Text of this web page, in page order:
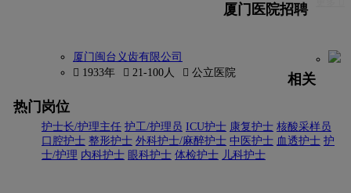
厦门医院招聘
厦门闽台义齿有限公司
 1933年
 21-100人  公立医院
相关
热门岗位
护士长/护理主任 护工/护理员 ICU护士 康复护士 核酸采样员
口腔护士 整形护士 外科护士/麻醉护士 中医护士 血透护士 护
士/护理 内科护士 眼科护士 体检护士 儿科护士